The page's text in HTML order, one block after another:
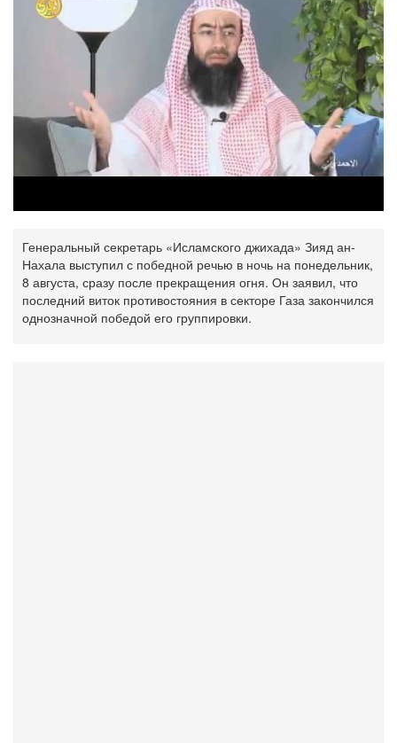
Генеральный секретарь «Исламского джихада» Зияд ан-
Нахала выступил с победной речью в ночь на понедельник,
8 августа, сразу после прекращения огня. Он заявил, что
последний виток противостояния в секторе Газа закончился
однозначной победой его группировки.